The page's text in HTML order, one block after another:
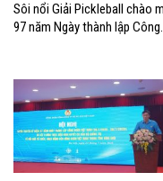
Sôi nổi Giải Pickleball chào
97 năm Ngày thành lập Công